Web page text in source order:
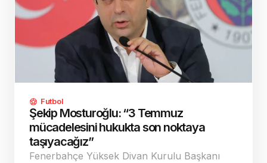
Futbol
Şekip Mosturoğlu: “3 Temmuz
mücadelesini hukukta son noktaya
taşıyacağız”
Fenerbahçe Yüksek Divan Kurulu Başkanı